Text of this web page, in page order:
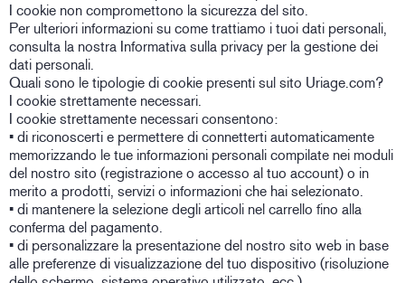
I cookie non compromettono la sicurezza del sito.
Per ulteriori informazioni su come trattiamo i tuoi dati personali,
consulta la nostra Informativa sulla privacy per la gestione dei
dati personali.
Quali sono le tipologie di cookie presenti sul sito Uriage.com?
I cookie strettamente necessari.
I cookie strettamente necessari consentono:
• di riconoscerti e permettere di connetterti automaticamente
memorizzando le tue informazioni personali compilate nei moduli
del nostro sito (registrazione o accesso al tuo account) o in
merito a prodotti, servizi o informazioni che hai selezionato.
• di mantenere la selezione degli articoli nel carrello fino alla
conferma del pagamento.
• di personalizzare la presentazione del nostro sito web in base
alle preferenze di visualizzazione del tuo dispositivo (risoluzione